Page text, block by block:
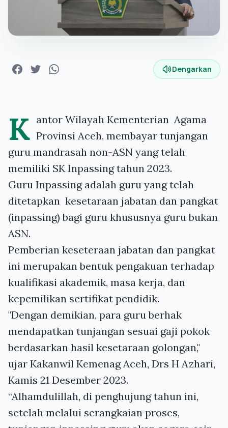
Dengarkan
K antor Wilayah Kementerian Agama
Provinsi Aceh, membayar tunjangan
guru mandrasah non-ASN yang telah
memiliki SK Inpassing tahun 2023.
Guru Inpassing adalah guru yang telah
ditetapkan kesetaraan jabatan dan pangkat
(inpassing) bagi guru khususnya guru bukan
ASN.
Pemberian keseteraan jabatan dan pangkat
ini merupakan bentuk pengakuan terhadap
kualifikasi akademik, masa kerja, dan
kepemilikan sertifikat pendidik.
"Dengan demikian, para guru berhak
mendapatkan tunjangan sesuai gaji pokok
berdasarkan hasil kesetaraan golongan,"
ujar Kakanwil Kemenag Aceh, Drs H Azhari,
Kamis 21 Desember 2023.
“Alhamdulillah, di penghujung tahun ini,
setelah melalui serangkaian proses,